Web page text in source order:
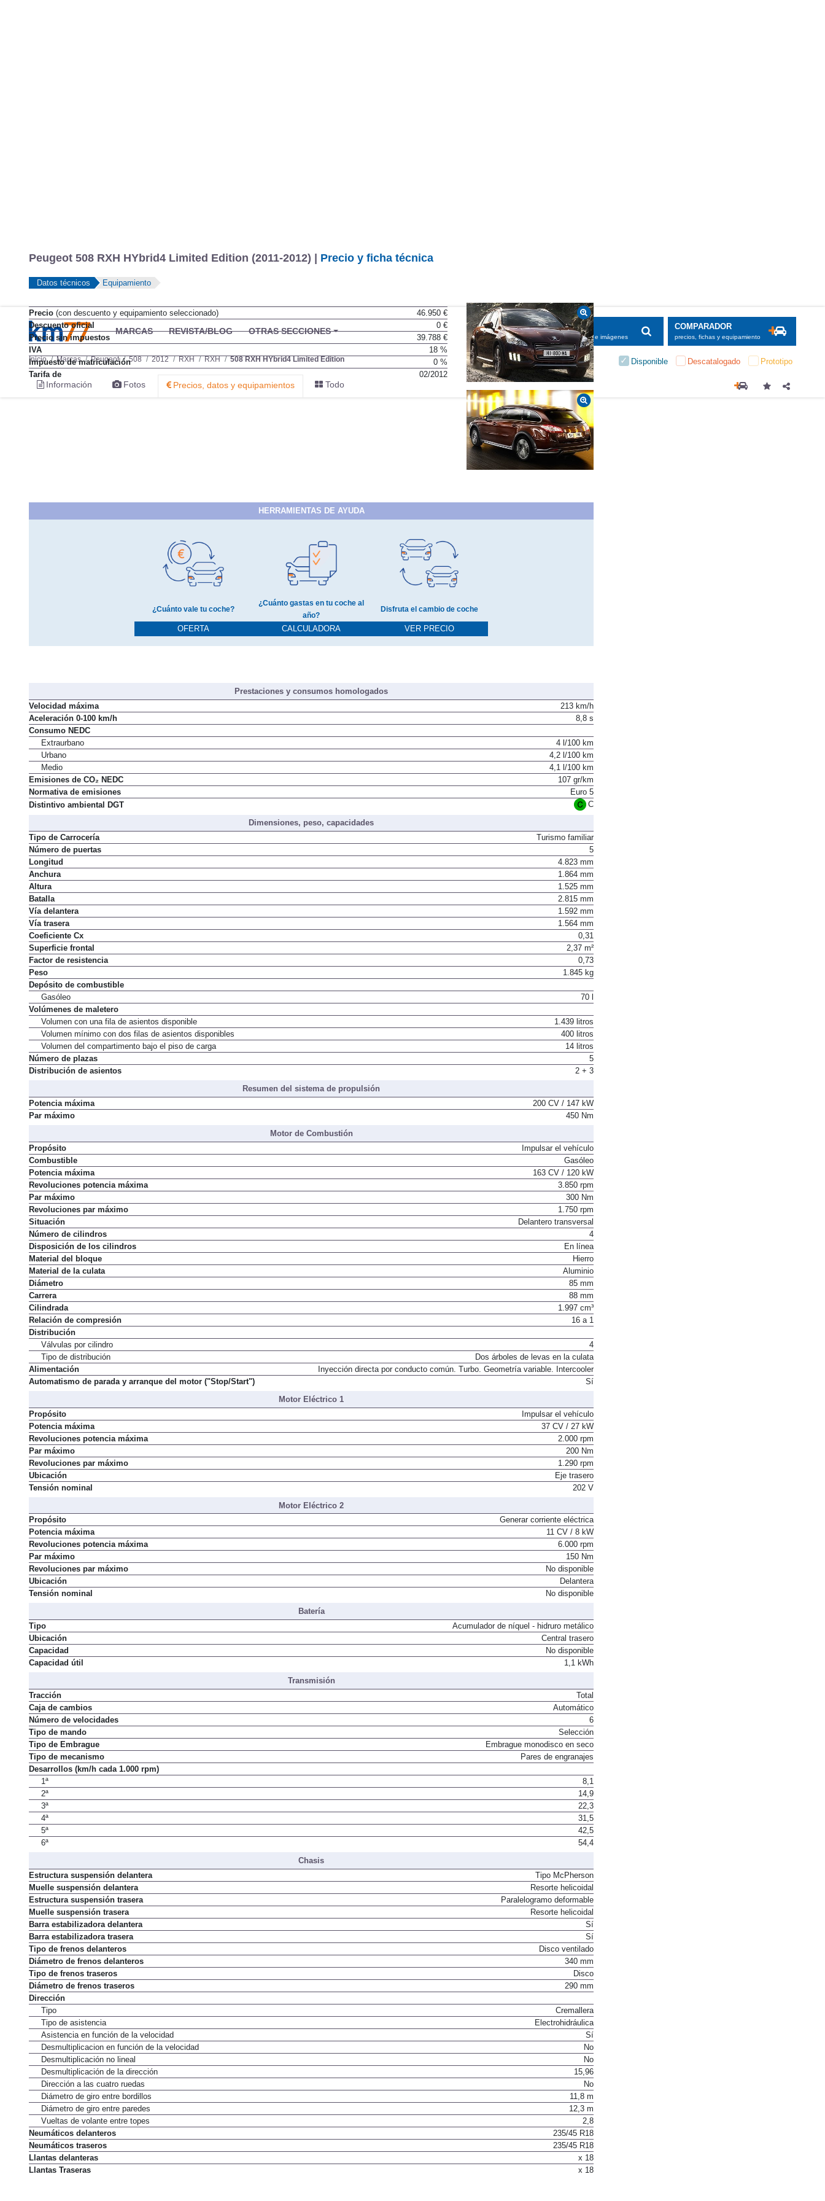
MARCAS REVISTA/BLOG OTRAS SECCIONES BUSCADOR
informaciones, fichas e imágenes
COMPARADOR
precios, fichas y equipamiento
Inicio Marcas Peugeot 508 2012 RXH RXH 508 RXH HYbrid4 Limited Edition Disponible Descatalogado Prototipo
Información Fotos Precios, datos y equipamientos Todo
Peugeot 508 RXH HYbrid4 Limited Edition (2011-2012) | Precio y ficha técnica
Datos técnicos Equipamiento
Precio (con descuento y equipamiento seleccionado)
46.950 €
Descuento oficial
0 €
Precio sin impuestos
39.788 €
IVA
18 %
Impuesto de matriculación
0 %
Tarifa de
02/2012
HERRAMIENTAS DE AYUDA
¿Cuánto vale tu coche?
OFERTA
¿Cuánto gastas en tu coche al
año?
CALCULADORA
Disfruta el cambio de coche
VER PRECIO
Prestaciones y consumos homologados
Velocidad máxima
213 km/h
Aceleración 0-100 km/h
8,8 s
Consumo NEDC
Extraurbano
4 l/100 km
Urbano
4,2 l/100 km
Medio
4,1 l/100 km
Emisiones de CO₂ NEDC
107 gr/km
Normativa de emisiones
Euro 5
Distintivo ambiental DGT
C
Dimensiones, peso, capacidades
Tipo de Carrocería
Turismo familiar
Número de puertas
5
Longitud
4.823 mm
Anchura
1.864 mm
Altura
1.525 mm
Batalla
2.815 mm
Vía delantera
1.592 mm
Vía trasera
1.564 mm
Coeficiente Cx
0,31
Superficie frontal
2,37 m²
Factor de resistencia
0,73
Peso
1.845 kg
Depósito de combustible
Gasóleo
70 l
Volúmenes de maletero
Volumen con una fila de asientos disponible
1.439 litros
Volumen mínimo con dos filas de asientos disponibles
400 litros
Volumen del compartimento bajo el piso de carga
14 litros
Número de plazas
5
Distribución de asientos
2 + 3
Resumen del sistema de propulsión
Potencia máxima
200 CV / 147 kW
Par máximo
450 Nm
Motor de Combustión
Propósito
Impulsar el vehículo
Combustible
Gasóleo
Potencia máxima
163 CV / 120 kW
Revoluciones potencia máxima
3.850 rpm
Par máximo
300 Nm
Revoluciones par máximo
1.750 rpm
Situación
Delantero transversal
Número de cilindros
4
Disposición de los cilindros
En línea
Material del bloque
Hierro
Material de la culata
Aluminio
Diámetro
85 mm
Carrera
88 mm
Cilindrada
1.997 cm³
Relación de compresión
16 a 1
Distribución
Válvulas por cilindro
4
Tipo de distribución
Dos árboles de levas en la culata
Alimentación
Inyección directa por conducto común. Turbo. Geometría variable. Intercooler
Automatismo de parada y arranque del motor ("Stop/Start")
Sí
Motor Eléctrico 1
Propósito
Impulsar el vehículo
Potencia máxima
37 CV / 27 kW
Revoluciones potencia máxima
2.000 rpm
Par máximo
200 Nm
Revoluciones par máximo
1.290 rpm
Ubicación
Eje trasero
Tensión nominal
202 V
Motor Eléctrico 2
Propósito
Generar corriente eléctrica
Potencia máxima
11 CV / 8 kW
Revoluciones potencia máxima
6.000 rpm
Par máximo
150 Nm
Revoluciones par máximo
No disponible
Ubicación
Delantera
Tensión nominal
No disponible
Batería
Tipo
Acumulador de níquel - hidruro metálico
Ubicación
Central trasero
Capacidad
No disponible
Capacidad útil
1,1 kWh
Transmisión
Tracción
Total
Caja de cambios
Automático
Número de velocidades
6
Tipo de mando
Selección
Tipo de Embrague
Embrague monodisco en seco
Tipo de mecanismo
Pares de engranajes
Desarrollos (km/h cada 1.000 rpm)
1ª
8,1
2ª
14,9
3ª
22,3
4ª
31,5
5ª
42,5
6ª
54,4
Chasis
Estructura suspensión delantera
Tipo McPherson
Muelle suspensión delantera
Resorte helicoidal
Estructura suspensión trasera
Paralelogramo deformable
Muelle suspensión trasera
Resorte helicoidal
Barra estabilizadora delantera
Sí
Barra estabilizadora trasera
Sí
Tipo de frenos delanteros
Disco ventilado
Diámetro de frenos delanteros
340 mm
Tipo de frenos traseros
Disco
Diámetro de frenos traseros
290 mm
Dirección
Tipo
Cremallera
Tipo de asistencia
Electrohidráulica
Asistencia en función de la velocidad
Sí
Desmultiplicacion en función de la velocidad
No
Desmultiplicación no lineal
No
Desmultiplicación de la dirección
15,96
Dirección a las cuatro ruedas
No
Diámetro de giro entre bordillos
11,8 m
Diámetro de giro entre paredes
12,3 m
Vueltas de volante entre topes
2,8
Neumáticos delanteros
235/45 R18
Neumáticos traseros
235/45 R18
Llantas delanteras
x 18
Llantas Traseras
x 18